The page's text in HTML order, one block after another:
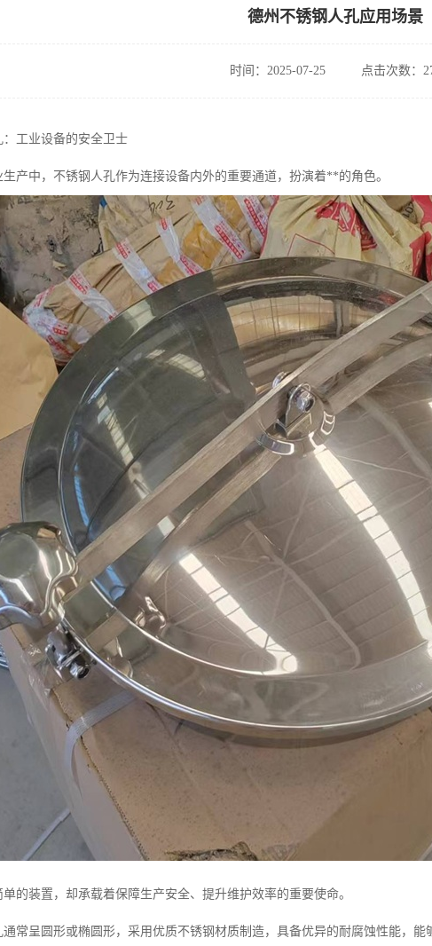
德州不锈钢人孔应用场景
时间：2025-07-25 点击次数：
：工业设备的安全卫士
产中，不锈钢人孔作为连接设备内外的重要通道，扮演着**的角色。
的装置，却承载着保障生产安全、提升维护效率的重要使命。
通常呈圆形或椭圆形，采用优质不锈钢材质制造，具备优异的耐腐蚀性能，